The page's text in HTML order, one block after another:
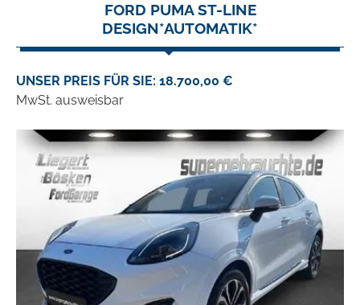
FORD PUMA ST-LINE
DESIGN*AUTOMATIK*
UNSER PREIS FÜR SIE: 18.700,00 €
MwSt. ausweisbar